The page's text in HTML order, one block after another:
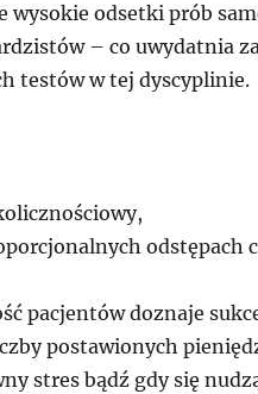
wysokie odsetki prób
– co uwydatnia
testów w tej dyscyplinie.
odstępach
pacjentów doznaje
postawionych
stres bądź gdy się